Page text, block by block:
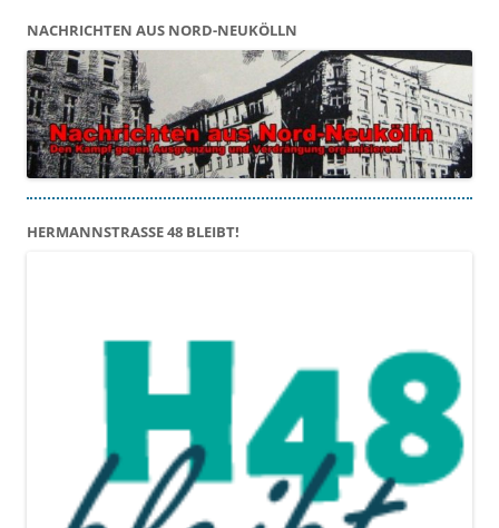
NACHRICHTEN AUS NORD-NEUKÖLLN
HERMANNSTRASSE 48 BLEIBT!